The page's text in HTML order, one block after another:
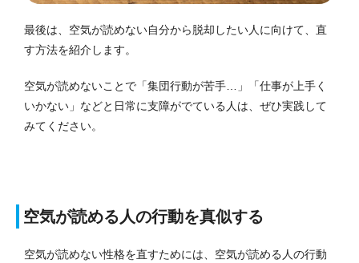
最後は、空気が読めない自分から脱却したい人に向けて、直
す方法を紹介します。
空気が読めないことで「集団行動が苦手…」「仕事が上手く
いかない」などと日常に支障がでている人は、ぜひ実践して
みてください。
空気が読める人の行動を真似する
空気が読めない性格を直すためには、空気が読める人の行動